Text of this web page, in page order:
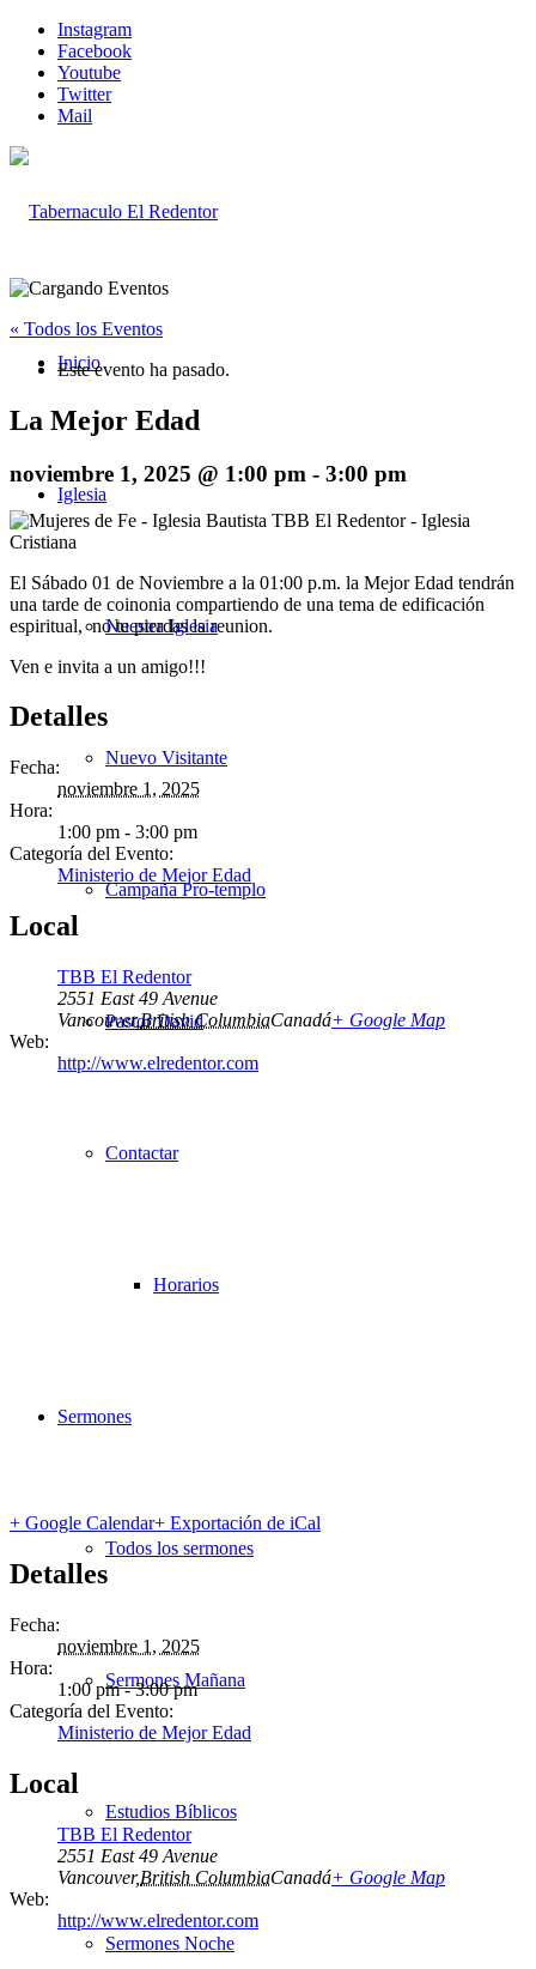
Instagram
Facebook
Youtube
Twitter
Mail
Inicio
Iglesia
Nuestra Iglesia
Nuevo Visitante
Campaña Pro-templo
Pastor David
Contactar
Horarios
Sermones
Todos los sermones
Sermones Mañana
Estudios Bíblicos
Sermones Noche
« Todos los Eventos
Este evento ha pasado.
La Mejor Edad
noviembre 1, 2025 @ 1:00 pm - 3:00 pm
El Sábado 01 de Noviembre a la 01:00 p.m. la Mejor Edad tendrán
una tarde de coinonia compartiendo de una tema de edificación
espiritual, no te pierdas la reunion.
Ven e invita a un amigo!!!
Detalles
Fecha:
noviembre 1, 2025
Hora:
1:00 pm - 3:00 pm
Categoría del Evento:
Ministerio de Mejor Edad
Local
TBB El Redentor
2551 East 49 Avenue
Vancouver,British ColumbiaCanadá+ Google Map
Web:
http://www.elredentor.com
+ Google Calendar+ Exportación de iCal
Detalles
Fecha:
noviembre 1, 2025
Hora:
1:00 pm - 3:00 pm
Categoría del Evento:
Ministerio de Mejor Edad
Local
TBB El Redentor
2551 East 49 Avenue
Vancouver,British ColumbiaCanadá+ Google Map
Web:
http://www.elredentor.com